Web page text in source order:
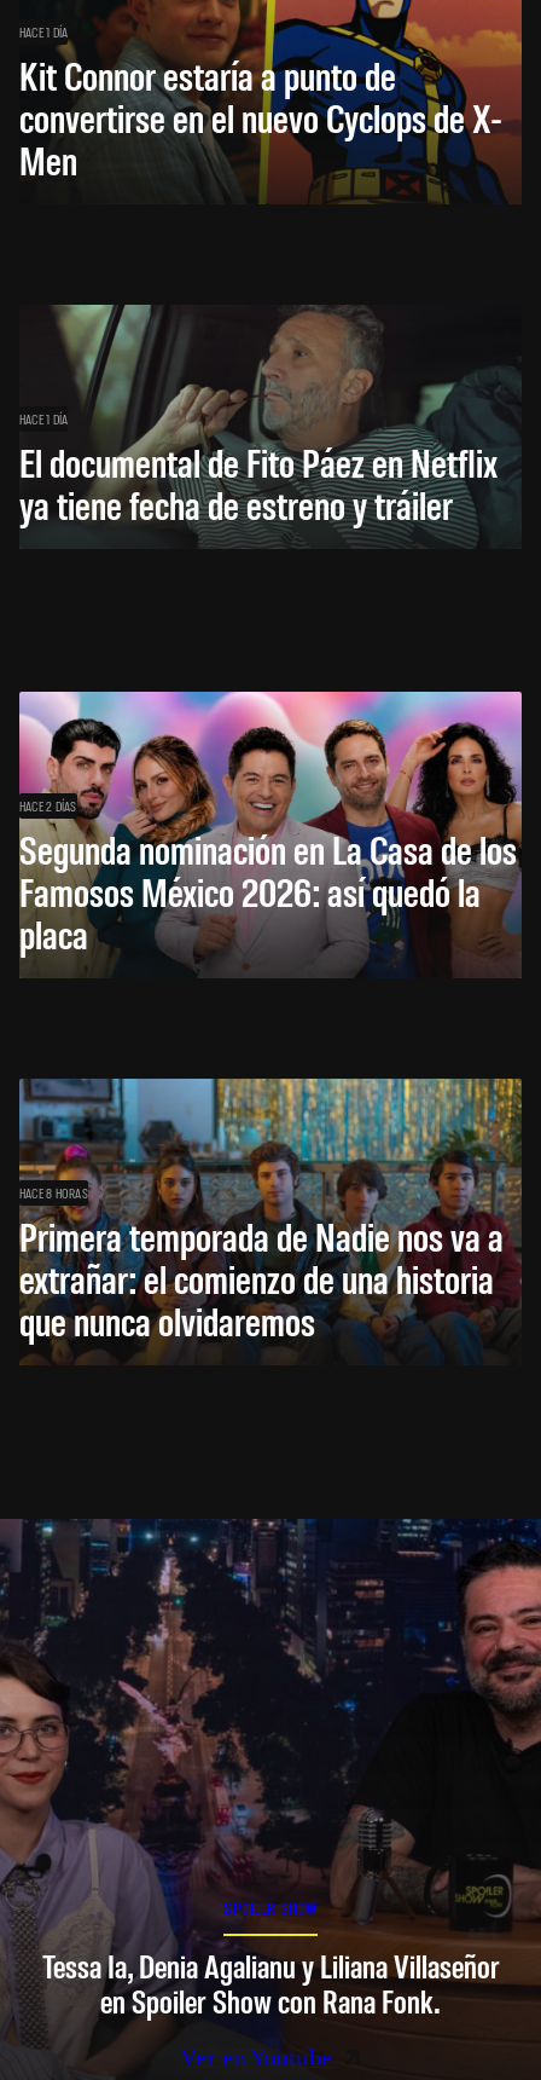
HACE 1 DÍA
Kit Connor estaría a punto de
convertirse en el nuevo Cyclops de X-
Men
HACE 1 DÍA
El documental de Fito Páez en Netflix
ya tiene fecha de estreno y tráiler
HACE 2 DÍAS
Segunda nominación en La Casa de los
Famosos México 2026: así quedó la
placa
HACE 8 HORAS
Primera temporada de Nadie nos va a
extrañar: el comienzo de una historia
que nunca olvidaremos
SPOILER SHOW
Tessa Ia, Denia Agalianu y Liliana Villaseñor
en Spoiler Show con Rana Fonk.
Ver en Youtube